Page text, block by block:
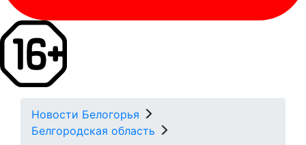
Новости Белогорья
Белгородская область